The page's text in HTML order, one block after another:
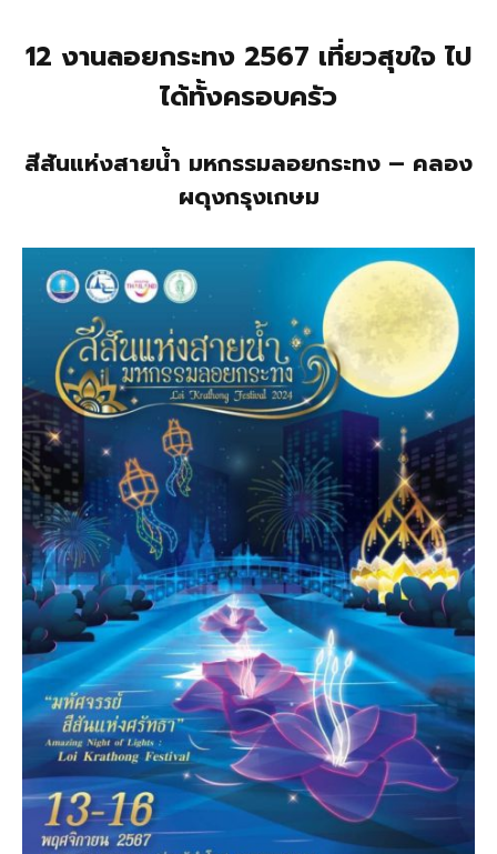
12 งานลอยกระทง 2567 เที่ยวสุขใจ ไป
ได้ทั้งครอบครัว
สีสันแห่งสายน้ำ มหกรรมลอยกระทง – คลอง
ผดุงกรุงเกษม